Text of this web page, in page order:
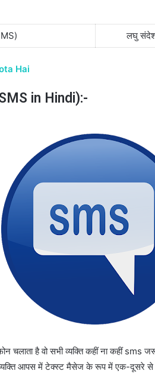
लघु
Hai
in Hindi):-
चलाता है वो सभी व्यक्ति कहीं ना कहीं sms
व्यक्ति आपस में टेक्स्ट मैसेज के रूप में एक-दूसरे